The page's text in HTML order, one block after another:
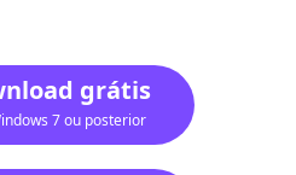
grátis
7 ou posterior